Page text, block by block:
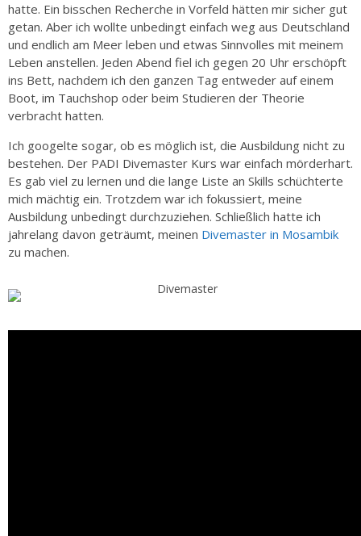
hatte. Ein bisschen Recherche in Vorfeld hätten mir sicher gut
getan. Aber ich wollte unbedingt einfach weg aus Deutschland
und endlich am Meer leben und etwas Sinnvolles mit meinem
Leben anstellen. Jeden Abend fiel ich gegen 20 Uhr erschöpft
ins Bett, nachdem ich den ganzen Tag entweder auf einem
Boot, im Tauchshop oder beim Studieren der Theorie
verbracht hatten.
Ich googelte sogar, ob es möglich ist, die Ausbildung nicht zu
bestehen. Der PADI Divemaster Kurs war einfach mörderhart.
Es gab viel zu lernen und die lange Liste an Skills schüchterte
mich mächtig ein. Trotzdem war ich fokussiert, meine
Ausbildung unbedingt durchzuziehen. Schließlich hatte ich
jahrelang davon geträumt, meinen Divemaster in Mosambik
zu machen.